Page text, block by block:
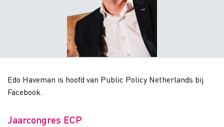
Edo Haveman is hoofd van Public Policy Netherlands bij
Facebook.
Jaarcongres ECP